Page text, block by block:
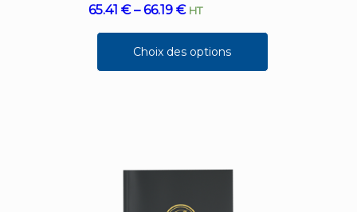
65.41€–66.19€ HT
Choix des options